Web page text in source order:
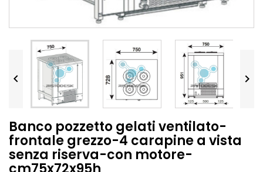
 
Banco pozzetto gelati ventilato-
frontale grezzo-4 carapine a vista
senza riserva-con motore-